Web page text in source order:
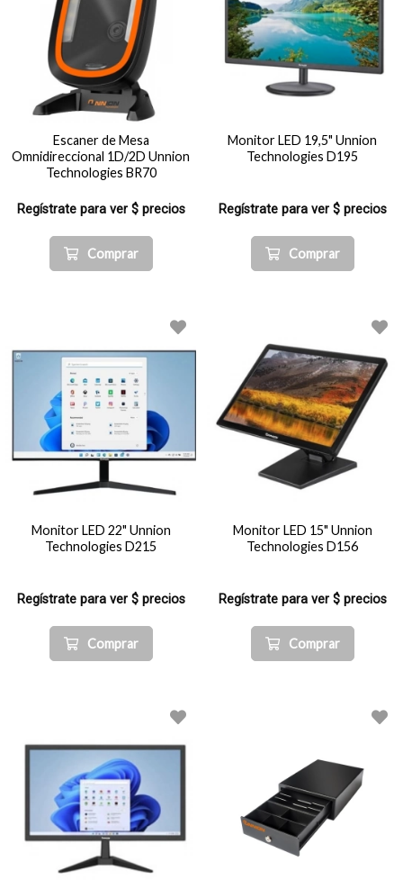
Escaner de Mesa
Omnidireccional 1D/2D Unnion
Technologies BR70
Regístrate para ver $ precios
Comprar
Monitor LED 19,5" Unnion
Technologies D195
Regístrate para ver $ precios
Comprar
Monitor LED 22" Unnion
Technologies D215
Regístrate para ver $ precios
Comprar
Monitor LED 15" Unnion
Technologies D156
Regístrate para ver $ precios
Comprar